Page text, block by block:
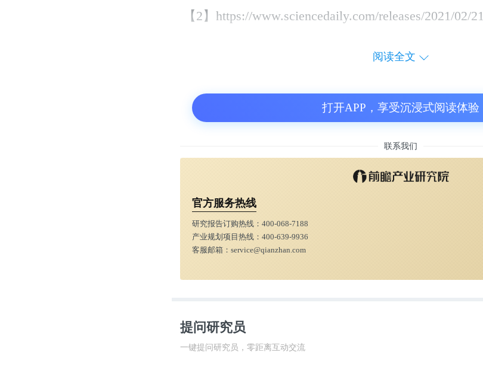
【2】https://www.sciencedaily.com/releases/2021/02/
阅读全文
打开APP，享受沉浸式阅读体验
联系我们
官方服务热线
研究报告订购热线：400-068-7188
产业规划项目热线：400-639-9936
客服邮箱：service@qianzhan.com
提问研究员
一键提问研究员，零距离互动交流